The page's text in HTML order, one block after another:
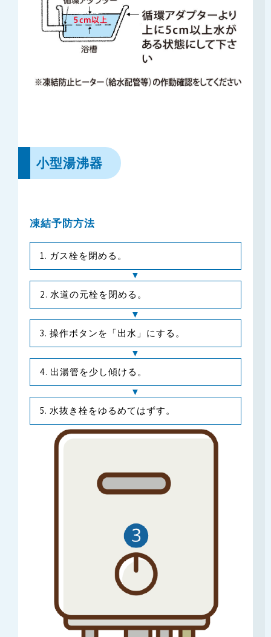
小型湯沸器
凍結予防方法
ガス栓を閉める。
水道の元栓を閉める。
操作ボタンを「出水」にする。
出湯管を少し傾ける。
水抜き栓をゆるめてはずす。